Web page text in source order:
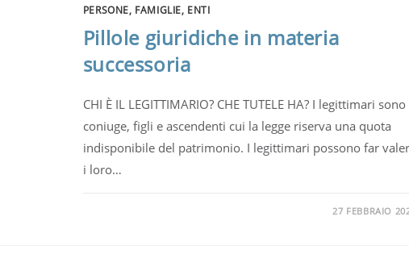
PERSONE, FAMIGLIE, ENTI
Pillole giuridiche in materia
successoria
CHI È IL LEGITTIMARIO? CHE TUTELE HA? I legittimari sono
coniuge, figli e ascendenti cui la legge riserva una quota
indisponibile del patrimonio. I legittimari possono far
i loro…
27 FEBBRAIO